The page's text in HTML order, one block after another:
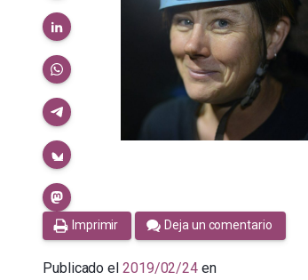
Imprimir Deja un comentario
Publicado el 2019/02/24 en